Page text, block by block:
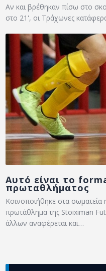
Αν και βρέθηκαν πίσω στο
στο 21', οι Τράχωνες
Αυτό είναι τo
πρωταθλήματος
Κοινοποιήθηκε στα
πρωτάθλημα της Stoiximan
άλλων αναφέρεται και…